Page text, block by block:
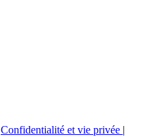
Confidentialité et vie privée |